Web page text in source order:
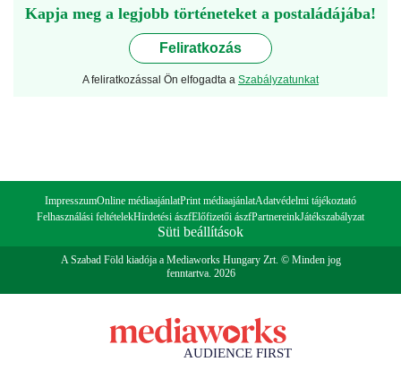
Kapja meg a legjobb történeteket a postaládájába!
Feliratkozás
A feliratkozással Ön elfogadta a Szabályzatunkat
ImpresszumOnline médiaajánlatPrint médiaajánlatAdatvédelmi tájékoztató
Felhasználási feltételekHirdetési ászfElőfizetői ászfPartnereinkJátékszabályzat
Süti beállítások
A Szabad Föld kiadója a Mediaworks Hungary Zrt. © Minden jog
fenntartva. 2026